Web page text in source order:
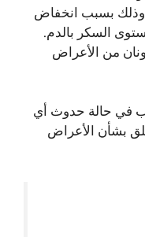
وذلك بسبب انخفاض
السكر بالدم.
من الأعراض
في حالة حدوث أي
بشأن الأعراض